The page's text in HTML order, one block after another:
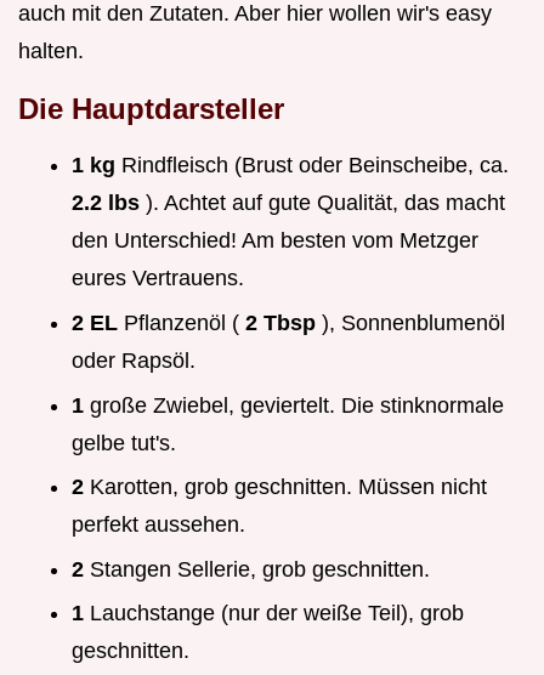
auch mit den Zutaten. Aber hier wollen wir's easy
halten.
Die Hauptdarsteller
1 kg Rindfleisch (Brust oder Beinscheibe, ca.
2.2 lbs ). Achtet auf gute Qualität, das macht
den Unterschied! Am besten vom Metzger
eures Vertrauens.
2 EL Pflanzenöl ( 2 Tbsp ), Sonnenblumenöl
oder Rapsöl.
1 große Zwiebel, geviertelt. Die stinknormale
gelbe tut's.
2 Karotten, grob geschnitten. Müssen nicht
perfekt aussehen.
2 Stangen Sellerie, grob geschnitten.
1 Lauchstange (nur der weiße Teil), grob
geschnitten.